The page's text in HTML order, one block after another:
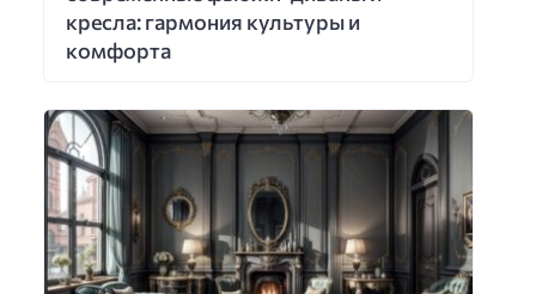
кресла: гармония культуры и
комфорта